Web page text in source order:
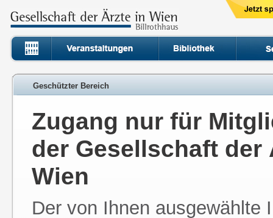
Geschützter Bereich
Zugang nur für
der Gesellschaft der
Wien
Der von Ihnen ausgewählte